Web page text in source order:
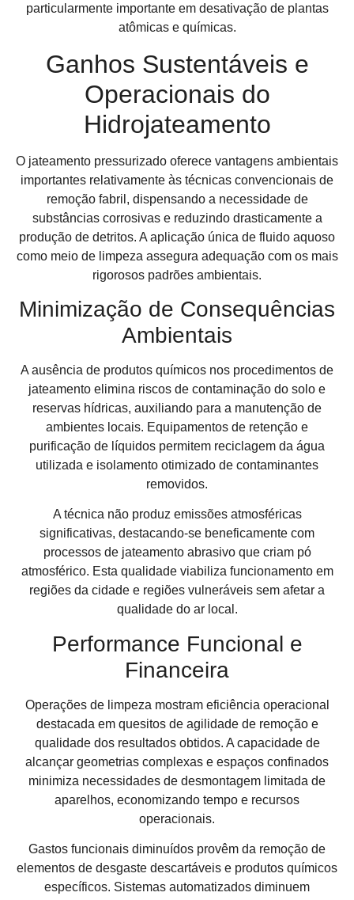
particularmente importante em desativação de plantas
atômicas e químicas.
Ganhos Sustentáveis e
Operacionais do
Hidrojateamento
O jateamento pressurizado oferece vantagens ambientais
importantes relativamente às técnicas convencionais de
remoção fabril, dispensando a necessidade de
substâncias corrosivas e reduzindo drasticamente a
produção de detritos. A aplicação única de fluido aquoso
como meio de limpeza assegura adequação com os mais
rigorosos padrões ambientais.
Minimização de Consequências
Ambientais
A ausência de produtos químicos nos procedimentos de
jateamento elimina riscos de contaminação do solo e
reservas hídricas, auxiliando para a manutenção de
ambientes locais. Equipamentos de retenção e
purificação de líquidos permitem reciclagem da água
utilizada e isolamento otimizado de contaminantes
removidos.
A técnica não produz emissões atmosféricas
significativas, destacando-se beneficamente com
processos de jateamento abrasivo que criam pó
atmosférico. Esta qualidade viabiliza funcionamento em
regiões da cidade e regiões vulneráveis sem afetar a
qualidade do ar local.
Performance Funcional e
Financeira
Operações de limpeza mostram eficiência operacional
destacada em quesitos de agilidade de remoção e
qualidade dos resultados obtidos. A capacidade de
alcançar geometrias complexas e espaços confinados
minimiza necessidades de desmontagem limitada de
aparelhos, economizando tempo e recursos
operacionais.
Gastos funcionais diminuídos provêm da remoção de
elementos de desgaste descartáveis e produtos químicos
específicos. Sistemas automatizados diminuem